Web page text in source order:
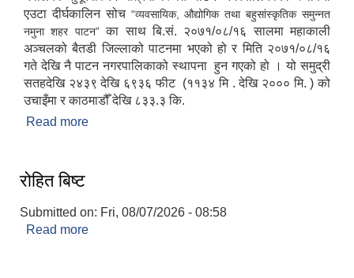
एउटा दीर्घकालिन सोच “व्यवसायिक, औद्योगिक तथा बहुसांस्कृतिक समुन्नत
नमुना शहर पाटन” का साथ बि.सं. २०७१/०८/१६ सालमा महाकाली
अञ्चलको बैतडी जिल्लाको पाटनमा भएको हो र मिति २०७१/०८/१६
गते देखि नै पाटन नगरपालिकाको स्थापना हुन गएको हो । यो समुद्री
सतहदेखि २४३९ देखि ६९३६ फीट (११३४ मि . देखि २००० मि. ) को
उचाइँमा र काठमाडौँ देखि ८३३.३ कि.
Read more
रोहित बिष्‍ट
Submitted on: Fri, 08/07/2026 - 08:58
Read more